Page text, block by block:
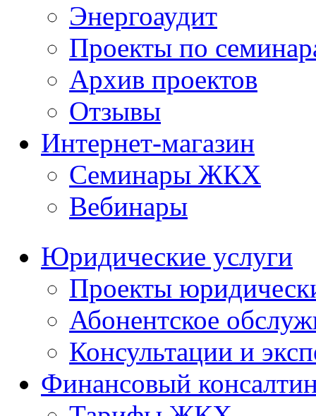
Энергоаудит
Проекты по
Архив проектов
Отзывы
Интернет-магазин
Семинары ЖКХ
Вебинары
Юридические услуги
Проекты
Абонентское
Консультации и
Финансовый